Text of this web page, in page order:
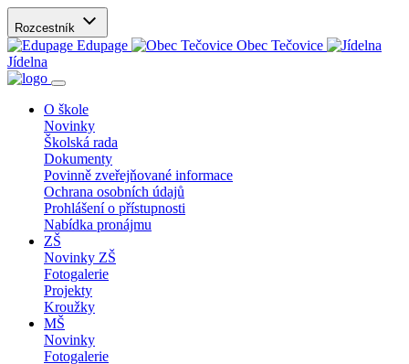
Rozcestník
Edupage
Obec Tečovice
Jídelna
O škole
Novinky
Školská rada
Dokumenty
Povinně zveřejňované informace
Ochrana osobních údajů
Prohlášení o přístupnosti
Nabídka pronájmu
ZŠ
Novinky ZŠ
Fotogalerie
Projekty
Kroužky
MŠ
Novinky
Fotogalerie